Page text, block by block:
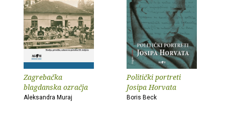
Zagrebačka
blagdanska ozračja
Aleksandra Muraj
Politički portreti
Josipa Horvata
Boris Beck